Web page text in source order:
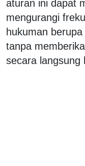
aturan ini dapat
mengurangi
hukuman
tanpa
secara langsung